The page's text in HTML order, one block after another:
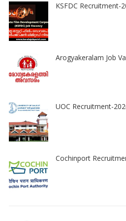
KSFDC Recruitment-
Arogyakeralam Job
UOC Recruitment-
Cochinport